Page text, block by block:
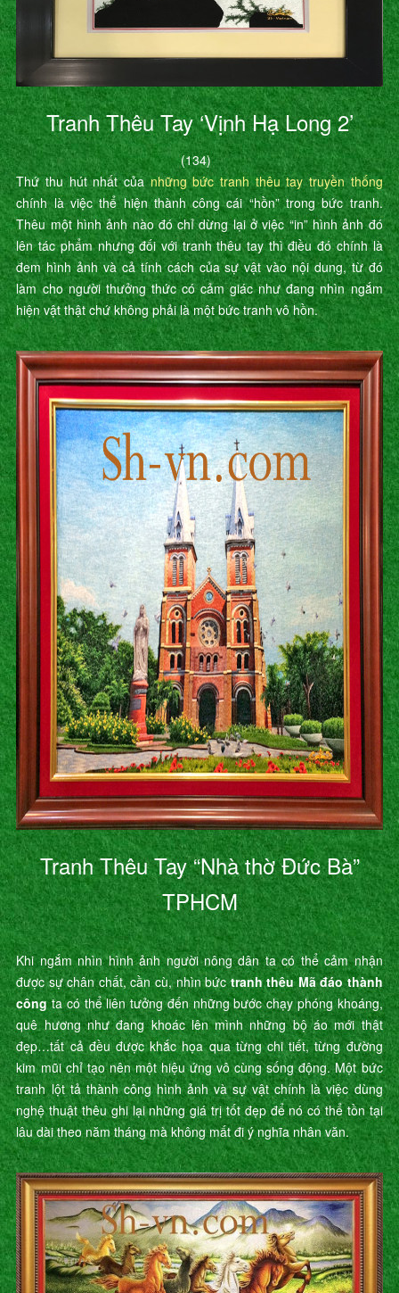
Tranh Thêu Tay ‘Vịnh Hạ Long 2’
(134)
Thứ thu hút nhất củanhững bức tranh thêu tay truyền thống
chính là việc thể hiện thành công cái “hồn” trong bức tranh.
Thêu một hình ảnh nào đó chỉ dừng lại ở việc “in” hình ảnh đó
lên tác phẩm nhưng đối với tranh thêu tay thì điều đó chính là
đem hình ảnh và cả tính cách của sự vật vào nội dung, từ đó
làm cho người thưởng thức có cảm giác như đang nhìn ngắm
hiện vật thật chứ không phải là một bức tranh vô hồn.
Tranh Thêu Tay “Nhà thờ Đức Bà”
TPHCM
Khi ngắm nhìn hình ảnh người nông dân ta có thể cảm nhận
được sự chân chất, cần cù, nhìn bứctranh thêu Mã đáo thành
côngta có thể liên tưởng đến những bước chạy phóng khoáng,
quê hương như đang khoác lên mình những bộ áo mới thật
đẹp…tất cả đều được khắc họa qua từng chi tiết, từng đường
kim mũi chỉ tạo nên một hiệu ứng vô cùng sống động. Một bức
tranh lột tả thành công hình ảnh và sự vật chính là việc dùng
nghệ thuật thêu ghi lại những giá trị tốt đẹp để nó có thể tồn tại
lâu dài theo năm tháng mà không mất đi ý nghĩa nhân văn.